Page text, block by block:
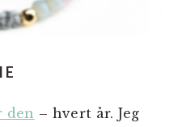
den – hvert år. Jeg